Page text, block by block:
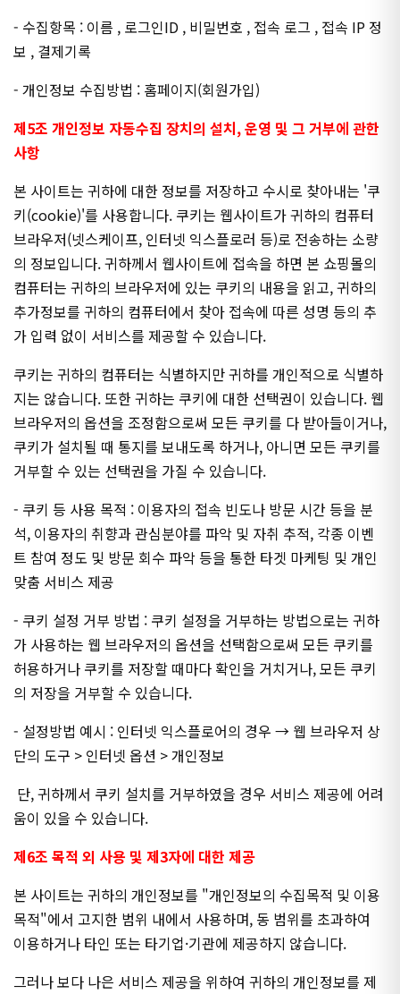
- 수집항목 : 이름 , 로그인ID , 비밀번호 , 접속 로그 , 접속 IP 정
보 , 결제기록
- 개인정보 수집방법 : 홈페이지(회원가입)
제5조 개인정보 자동수집 장치의 설치, 운영 및 그 거부에 관한
사항
본 사이트는 귀하에 대한 정보를 저장하고 수시로 찾아내는 '쿠
키(cookie)'를 사용합니다. 쿠키는 웹사이트가 귀하의 컴퓨터
브라우저(넷스케이프, 인터넷 익스플로러 등)로 전송하는 소량
의 정보입니다. 귀하께서 웹사이트에 접속을 하면 본 쇼핑몰의
컴퓨터는 귀하의 브라우저에 있는 쿠키의 내용을 읽고, 귀하의
추가정보를 귀하의 컴퓨터에서 찾아 접속에 따른 성명 등의 추
가 입력 없이 서비스를 제공할 수 있습니다.
쿠키는 귀하의 컴퓨터는 식별하지만 귀하를 개인적으로 식별하
지는 않습니다. 또한 귀하는 쿠키에 대한 선택권이 있습니다. 웹
브라우저의 옵션을 조정함으로써 모든 쿠키를 다 받아들이거나,
쿠키가 설치될 때 통지를 보내도록 하거나, 아니면 모든 쿠키를
거부할 수 있는 선택권을 가질 수 있습니다.
- 쿠키 등 사용 목적 : 이용자의 접속 빈도나 방문 시간 등을 분
석, 이용자의 취향과 관심분야를 파악 및 자취 추적, 각종 이벤
트 참여 정도 및 방문 회수 파악 등을 통한 타겟 마케팅 및 개인
맞춤 서비스 제공
- 쿠키 설정 거부 방법 : 쿠키 설정을 거부하는 방법으로는 귀하
가 사용하는 웹 브라우저의 옵션을 선택함으로써 모든 쿠키를
허용하거나 쿠키를 저장할 때마다 확인을 거치거나, 모든 쿠키
의 저장을 거부할 수 있습니다.
- 설정방법 예시 : 인터넷 익스플로어의 경우 → 웹 브라우저 상
단의 도구 > 인터넷 옵션 > 개인정보
단, 귀하께서 쿠키 설치를 거부하였을 경우 서비스 제공에 어려
움이 있을 수 있습니다.
제6조 목적 외 사용 및 제3자에 대한 제공
본 사이트는 귀하의 개인정보를 "개인정보의 수집목적 및 이용
목적"에서 고지한 범위 내에서 사용하며, 동 범위를 초과하여
이용하거나 타인 또는 타기업·기관에 제공하지 않습니다.
그러나 보다 나은 서비스 제공을 위하여 귀하의 개인정보를 제